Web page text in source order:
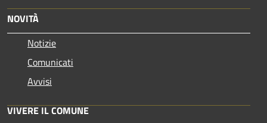
NOVITÀ
Notizie
Comunicati
Avvisi
VIVERE IL COMUNE